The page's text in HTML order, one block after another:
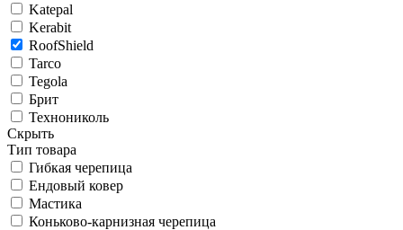
Katepal
Kerabit
RoofShield
Tarco
Tegola
Брит
Технониколь
Скрыть
Тип товара
Гибкая черепица
Ендовый ковер
Мастика
Коньково-карнизная черепица